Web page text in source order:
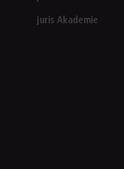
juris Akademie